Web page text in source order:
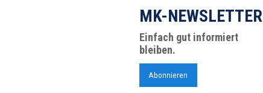
MK-NEWSLETTER
Einfach gut informiert
bleiben.
Abonnieren